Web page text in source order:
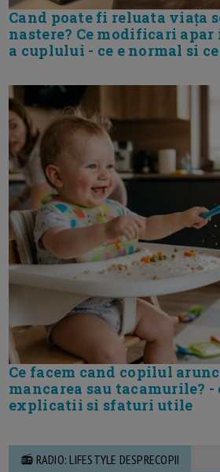
Cand poate fi reluata viața
nastere? Ce modificari
a cuplului - ce e normal si
Ce facem cand copilul
mancarea sau tacamurile? -
explicatii si sfaturi utile
📻 RADIO: LIFESTYLE DESPRECOPII